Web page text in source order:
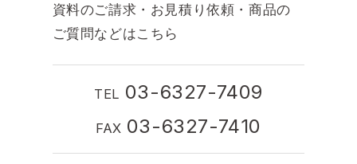
資料のご請求・お見積り依頼・商品の
ご質問などはこちら
TEL 03-6327-7409
FAX 03-6327-7410